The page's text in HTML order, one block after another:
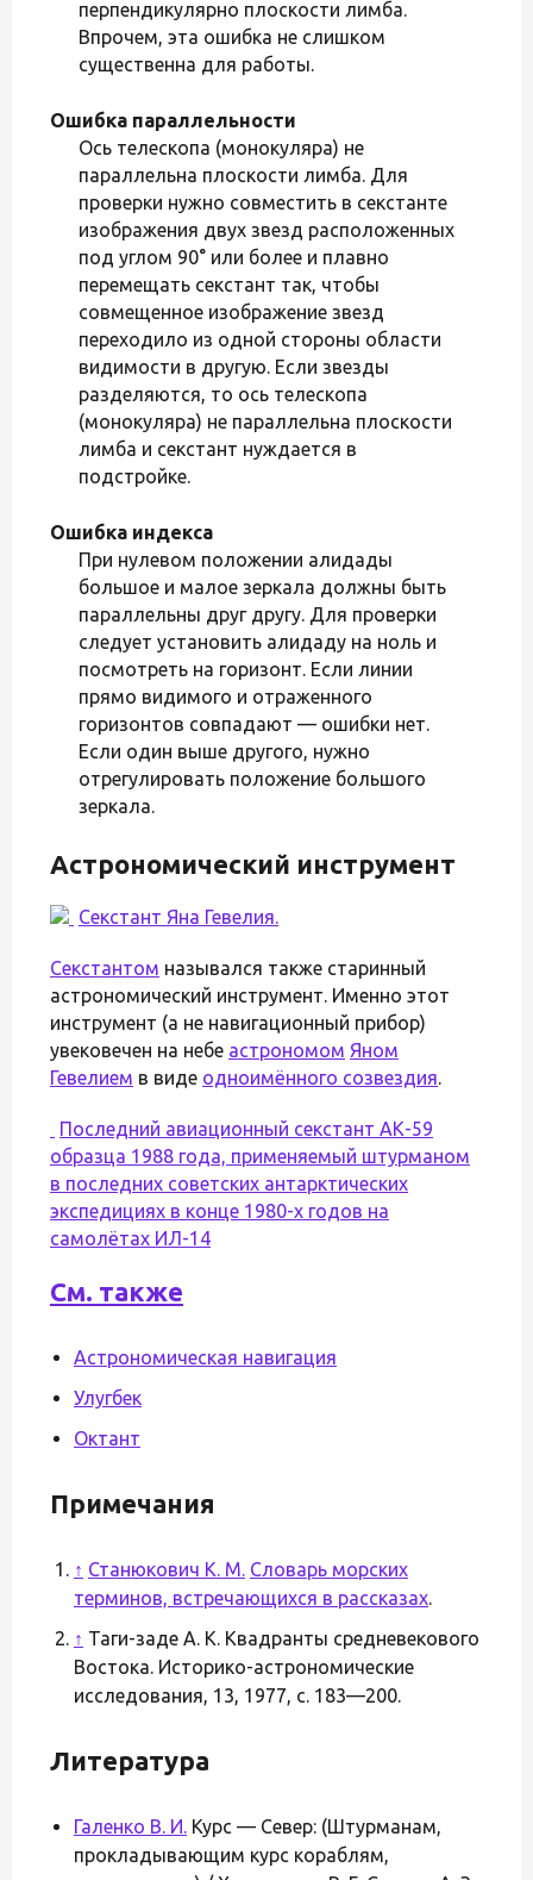
перпендикулярно плоскости лимба.
Впрочем, эта ошибка не слишком
существенна для работы.
Ошибка параллельности
Ось телескопа (монокуляра) не
параллельна плоскости лимба. Для
проверки нужно совместить в секстанте
изображения двух звезд расположенных
под углом 90° или более и плавно
перемещать секстант так, чтобы
совмещенное изображение звезд
переходило из одной стороны области
видимости в другую. Если звезды
разделяются, то ось телескопа
(монокуляра) не параллельна плоскости
лимба и секстант нуждается в
подстройке.
Ошибка индекса
При нулевом положении алидады
большое и малое зеркала должны быть
параллельны друг другу. Для проверки
следует установить алидаду на ноль и
посмотреть на горизонт. Если линии
прямо видимого и отраженного
горизонтов совпадают — ошибки нет.
Если один выше другого, нужно
отрегулировать положение большого
зеркала.
Астрономический инструмент
Секстант Яна Гевелия.
Секстантом назывался также старинный
астрономический инструмент. Именно этот
инструмент (а не навигационный прибор)
увековечен на небе астрономом Яном
Гевелием в виде одноимённого созвездия.
Последний авиационный секстант АК-59
образца 1988 года, применяемый штурманом
в последних советских антарктических
экспедициях в конце 1980-х годов на
самолётах ИЛ-14
См. также
Астрономическая навигация
Улугбек
Октант
Примечания
↑ Станюкович К. М. Словарь морских
терминов, встречающихся в рассказах.
↑ Таги-заде А. К. Квадранты средневекового
Востока. Историко-астрономические
исследования, 13, 1977, с. 183—200.
Литература
Галенко В. И. Курс — Север: (Штурманам,
прокладывающим курс кораблям,